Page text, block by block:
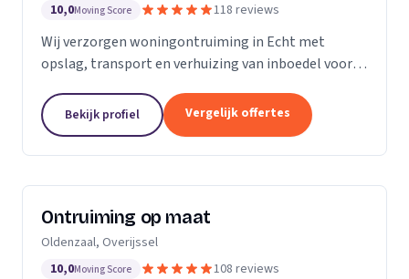
10,0Moving Score 118 reviews
Wij verzorgen woningontruiming in Echt met
opslag, transport en verhuizing van inboedel voor
Brabant.
Bekijk profiel Vergelijk offertes
Ontruiming op maat
Oldenzaal, Overijssel
10,0Moving Score 108 reviews